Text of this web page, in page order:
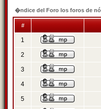
�ndice del Foro los foros de
#
1
2
3
4
5